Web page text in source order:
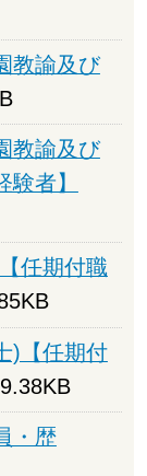
教諭及び
教諭及び
者】
任期付職
)【任期付
・歴